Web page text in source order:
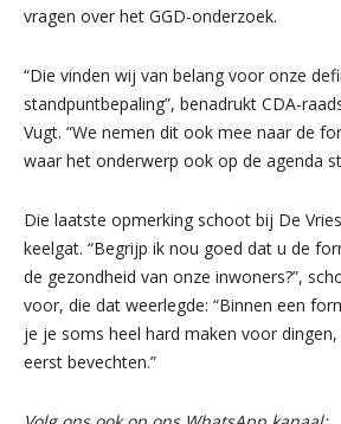
vragen over het GGD-onderzoek.
“Die vinden wij van belang voor onze
standpuntbepaling”, benadrukt CDA-
Vugt. “We nemen dit ook mee naar de
waar het onderwerp ook op de agenda
Die laatste opmerking schoot bij De
keelgat. “Begrijp ik nou goed dat u de
de gezondheid van onze inwoners?”,
voor, die dat weerlegde: “Binnen een
je je soms heel hard maken voor
eerst bevechten.”